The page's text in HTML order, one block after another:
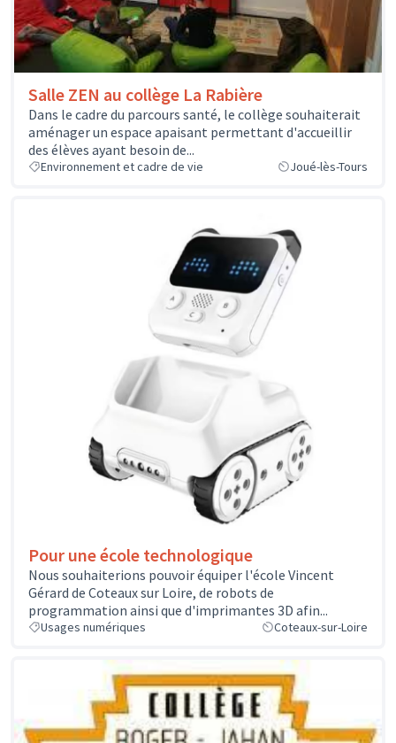
Salle ZEN au collège La Rabière
Dans le cadre du parcours santé, le collège souhaiterait
aménager un espace apaisant permettant d'accueillir
des élèves ayant besoin de...
Environnement et cadre de vie Joué-lès-Tours
Pour une école technologique
Nous souhaiterions pouvoir équiper l'école Vincent
Gérard de Coteaux sur Loire, de robots de
programmation ainsi que d'imprimantes 3D afin...
Usages numériques Coteaux-sur-Loire